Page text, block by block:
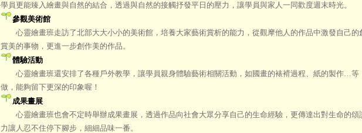
學員更能臻入繪畫與自然的結合，透過與自然的接觸抒發平日的壓力，讓學員與家人一同歡度週末時光。
參觀美術館
心靈繪畫班走訪了北部大大小小的美術館，培養大家藝術賞析的能力，從觀摩他人的作品中激發自己的
賞美的事物，更進一步創作美的作品。
體驗活動
心靈繪畫班還安排了各種戶外教學，讓學員親身體驗藝術相關活動，如國畫的裱褙過程、紙的製作…等
做，能夠留下更深的印象喔！
成果畫展
心靈繪畫班也會不定時舉辦成果畫展，透過作品向社會大眾分享自己的生命經驗，更傳達出對生命的頌
力讓人忍不住停下腳步，細細品味一番。